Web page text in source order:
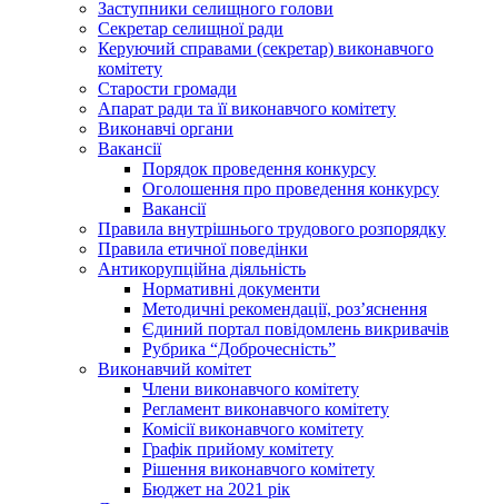
Заступники селищного голови
Секретар селищної ради
Керуючий справами (секретар) виконавчого
комітету
Старости громади
Апарат ради та її виконавчого комітету
Виконавчі органи
Вакансії
Порядок проведення конкурсу
Оголошення про проведення конкурсу
Вакансії
Правила внутрішнього трудового розпорядку
Правила етичної поведінки
Антикорупційна діяльність
Нормативні документи
Методичні рекомендації, роз’яснення
Єдиний портал повідомлень викривачів
Рубрика “Доброчесність”
Виконавчий комітет
Члени виконавчого комітету
Регламент виконавчого комітету
Комісії виконавчого комітету
Графік прийому комітету
Рішення виконавчого комітету
Бюджет на 2021 рік